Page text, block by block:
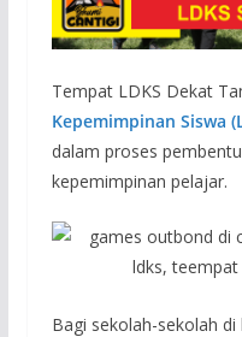
Tempat LDKS Dekat
Kepemimpinan Siswa
dalam proses
kepemimpinan pelajar.
Bagi sekolah-sekolah